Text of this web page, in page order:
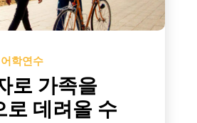
학연수
로 가족을
로 데려올 수